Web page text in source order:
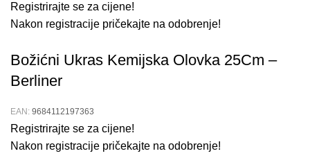
Registrirajte se za cijene!
Nakon registracije pričekajte na odobrenje!
Božićni Ukras Kemijska Olovka 25Cm –
Berliner
EAN: 9684112197363
Registrirajte se za cijene!
Nakon registracije pričekajte na odobrenje!